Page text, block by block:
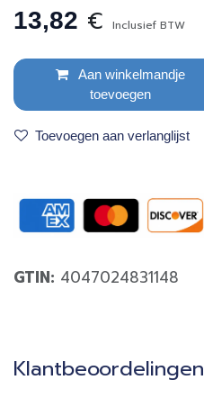
13,82 € Inclusief BTW
Aan winkelmandje
toevoegen
Toevoegen aan verlanglijst
GTIN: 4047024831148
Klantbeoordelingen